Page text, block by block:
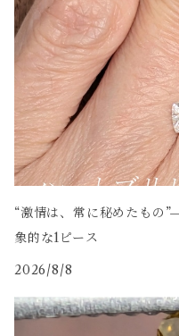
“激情は、常に秘めたもの
象的な1ピース
2026/8/8